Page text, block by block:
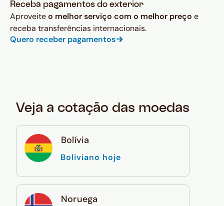
Receba pagamentos do exterior
Aproveiteo melhor serviço com o melhor preço e
receba transferências internacionais.
Quero receber pagamentos
Veja a cotação das moedas
Bolívia
Boliviano hoje
Noruega